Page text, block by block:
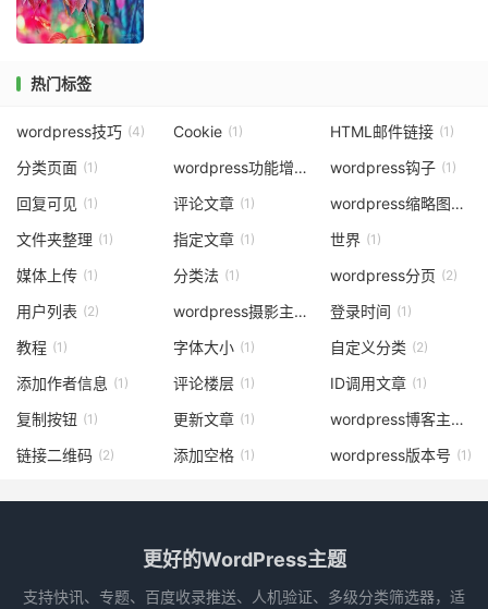
热门标签
wordpress技巧 (4) Cookie (1) HTML邮件链接 (1)
分类页面 (1) wordpress功能增强 (4)wordpress钩子 (1)
回复可见 (1) 评论文章 (1) wordpress缩略图
(2)
文件夹整理 (1) 指定文章 (1) 世界 (1)
媒体上传 (1) 分类法 (1) wordpress分页 (2)
用户列表 (2) wordpress摄影主题 登录时间 (1)
教程 (1) 字体大小 (1) 自定义分类 (2)
添加作者信息 (1) 评论楼层 (1) ID调用文章 (1)
复制按钮 (1) 更新文章 (1) wordpress博客主题
链接二维码 (2) 添加空格 (1) wordpress版本号 (1)
更好的WordPress主题
支持快讯、专题、百度收录推送、人机验证、多级分类筛选器，适